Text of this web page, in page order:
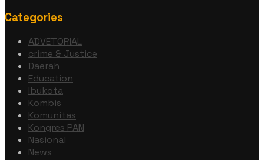
Categories
ADVETORIAL
crime & Justice
Daerah
Education
Ibukota
Kombis
Komunitas
Kongres PAN
Nasional
News